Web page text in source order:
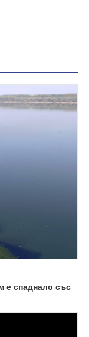
е спаднало със